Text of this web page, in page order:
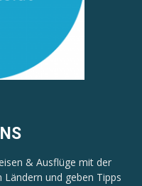
& Ausflüge mit der
und geben Tipps